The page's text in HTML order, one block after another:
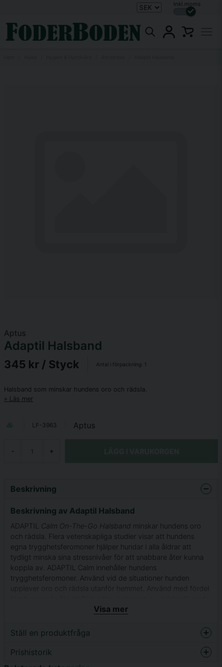
Inkl.moms
Aptus
Adaptil Halsband
345 kr / Styck Antal i förpackning: 1
Halsband som minskar hundens oro och rädsla.
Läs mer
LF-3963 Aptus
- +
Beskrivning
Beskrivning av Adaptil Halsband
ADAPTIL Calm On-The-Go Halsband minskar hundens oro
och rädsla. Flera vetenskapliga studier visar att hundens
egna trygghetsferomoner hjälper hundar i alla åldrar att
tydligt minska sina stressnivåer för att snabbare åter kunna
koppla av. ADAPTIL Calm innehåller hundens
trygghetsferomoner. Använd vid de situationer hunden
upplever oro och rädsla utanför hemmet. Använd med fördel
den viktiga träningen för att lära hunden att bättre hantera
Enkelt att använda, har dokumenterad effekt i
flera vetenskapliga studier och är naturligt för
Visa mer
Ställ en produktfråga
question
Prishistorik